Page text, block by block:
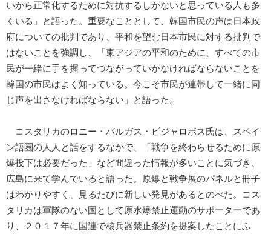
いから正常化するために対抗するしかないと思っている人も多
くいる」と語った。重要なこととして、韓国市民の声は日本政
府についての批判であり、平和を望む日本市民に対する批判で
はないことを強調し、「東アジアの平和のために、すべての市
民が一緒に手を握ってつながっていかなければならないことを
韓国の市民はよく知っている。今こそ市民が連帯して一緒に同
じ声を出さなければならない」と語った。
コスタリカのロニー・バルガス・ビジャロボス氏は、スペイ
ン語圏の人人と話をするなかで、「戦争を終わらせるために原
爆投下は必要だった」など間違った情報が多いことに気づき、
広島に来て学んでいると語った。原爆と戦争展のパネルと冊子
はわかりやすく、見るたびに新しい発見があるとのべた。コス
タリカは軍隊のない国として原水爆禁止運動のサポーターであ
り、２０１７年に国連で核兵器禁止条約を提案したことにふ